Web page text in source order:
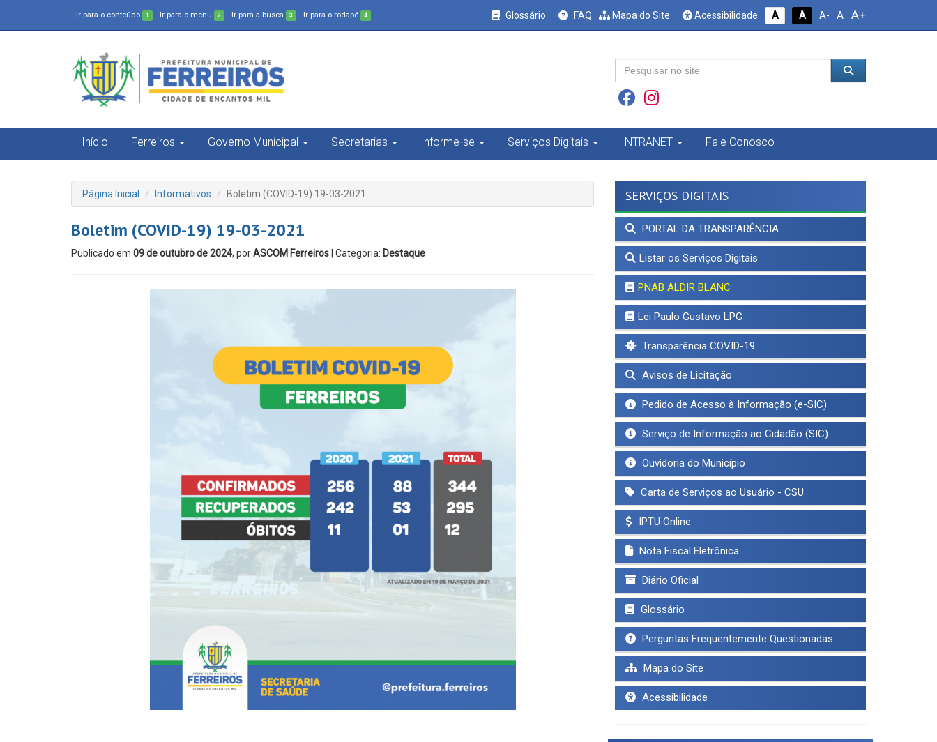
Ir para o conteúdo 1 Ir para o menu 2 Ir para a busca 3 Ir para o rodapé 4 Glossário FAQ Mapa do Site Acessibilidade A A A- A A+
Início Ferreiros Governo Municipal Secretarias Informe-se Serviços Digitais INTRANET Fale Conosco
Página Inicial Informativos Boletim (COVID-19) 19-03-2021
Boletim (COVID-19) 19-03-2021
Publicado em 09 de outubro de 2024, porASCOM Ferreiros | Categoria: Destaque
SERVIÇOS DIGITAIS
PORTAL DA TRANSPARÊNCIA
Listar os Serviços Digitais
PNAB ALDIR BLANC
Lei Paulo Gustavo LPG
Transparência COVID-19
Avisos de Licitação
Pedido de Acesso à Informação (e-SIC)
Serviço de Informação ao Cidadão (SIC)
Ouvidoria do Município
Carta de Serviços ao Usuário - CSU
IPTU Online
Nota Fiscal Eletrônica
Diário Oficial
Glossário
Perguntas Frequentemente Questionadas
Mapa do Site
Acessibilidade